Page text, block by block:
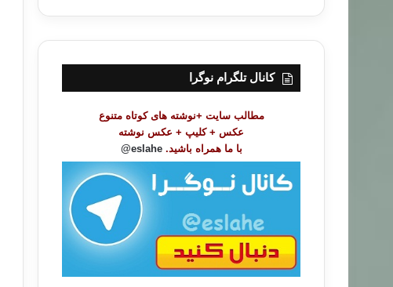
ت
ض
کانال تلگرام نوگرا
مطالب سایت +نوشته های کوتاه متنوع
عکس + کلیپ + عکس نوشته
با ما همراه باشید. eslahe@